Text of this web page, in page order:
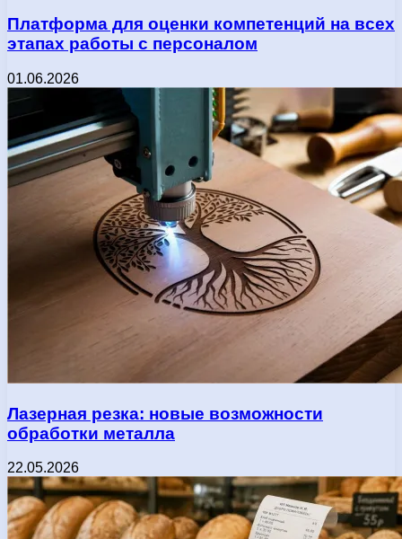
Платформа для оценки компетенций на всех
этапах работы с персоналом
01.06.2026
Лазерная резка: новые возможности
обработки металла
22.05.2026